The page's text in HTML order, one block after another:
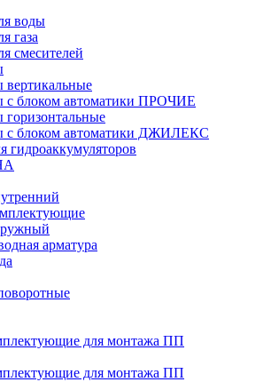
воды
газа
смесителей
вертикальные
с блоком автоматики ПРОЧИЕ
горизонтальные
с блоком автоматики ДЖИЛЕКС
арматура
для монтажа ПП
для монтажа ПП